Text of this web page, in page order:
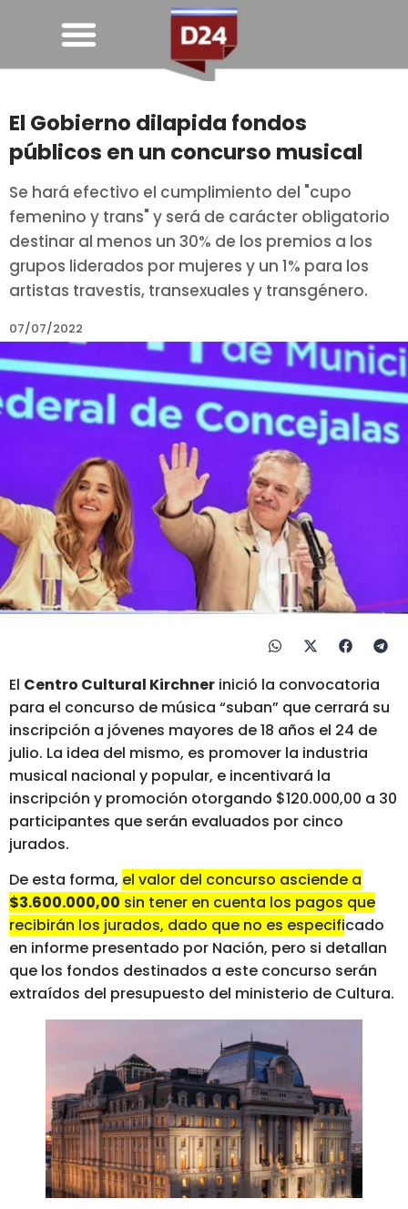
El Gobierno dilapida fondos
públicos en un concurso musical
Se hará efectivo el cumplimiento del "cupo
femenino y trans" y será de carácter obligatorio
destinar al menos un 30% de los premios a los
grupos liderados por mujeres y un 1% para los
artistas travestis, transexuales y transgénero.
07/07/2022
El Centro Cultural Kirchner inició la convocatoria
para el concurso de música “suban” que cerrará su
inscripción a jóvenes mayores de 18 años el 24 de
julio. La idea del mismo, es promover la industria
musical nacional y popular, e incentivará la
inscripción y promoción otorgando $120.000,00 a 30
participantes que serán evaluados por cinco
jurados.
De esta forma, el valor del concurso asciende a
$3.600.000,00 sin tener en cuenta los pagos que
recibirán los jurados, dado que no es especificado
en informe presentado por Nación, pero si detallan
que los fondos destinados a este concurso serán
extraídos del presupuesto del ministerio de Cultura.